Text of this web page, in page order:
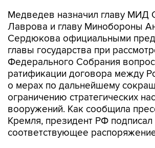
Медведев назначил главу МИД
Лаврова и главу Минобороны
Сердюкова официальными
главы государства при
Федерального Собрания
ратификации договора между
о мерах по дальнейшему
ограничению стратегических
вооружений. Как сообщила
Кремля, президент РФ подписал
соответствующее